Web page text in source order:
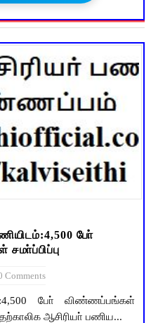
போ்
Comments
போ் விண்ணப்பங்கள்
ஆசிரியா் பணிய...